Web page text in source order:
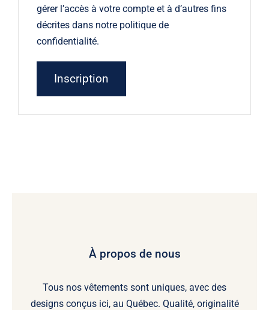
gérer l’accès à votre compte et à d’autres fins
décrites dans notre politique de
confidentialité.
Inscription
À propos de nous
Tous nos vêtements sont uniques, avec des
designs conçus ici, au Québec. Qualité, originalité